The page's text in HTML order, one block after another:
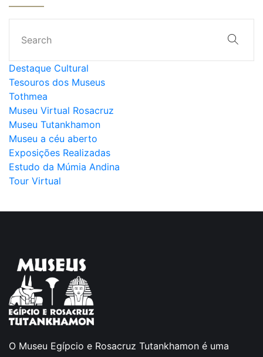
Destaque Cultural
Tesouros dos Museus
Tothmea
Museu Virtual Rosacruz
Museu Tutankhamon
Museu a céu aberto
Exposições Realizadas
Estudo da Múmia Andina
Tour Virtual
O Museu Egípcio e Rosacruz Tutankhamon é uma